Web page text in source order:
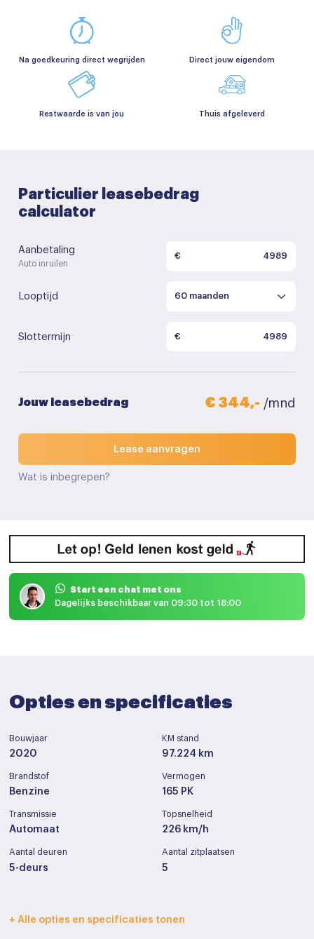
Na goedkeuring direct wegrijden Direct jouw eigendom
Restwaarde is van jou Thuis afgeleverd
Particulier leasebedrag
calculator
Aanbetaling
Auto inruilen
€
Looptijd
Slottermijn €
Jouw leasebedrag € 344,- /mnd
Lease aanvragen
Wat is inbegrepen?
Start een chat met ons
Dagelijks beschikbaar van 09:30 tot 18:00
Opties en specificaties
Bouwjaar
2020
KM stand
97.224 km
Brandstof
Benzine
Vermogen
165 PK
Transmissie
Automaat
Topsnelheid
226 km/h
Aantal deuren
5-deurs
Aantal zitplaatsen
5
Interieurkleur
+ Alle opties en specificaties tonen